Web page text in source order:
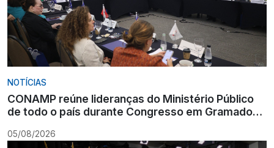
NOTÍCIAS
CONAMP reúne lideranças do Ministério Público
de todo o país durante Congresso em Gramado
05/08/2026